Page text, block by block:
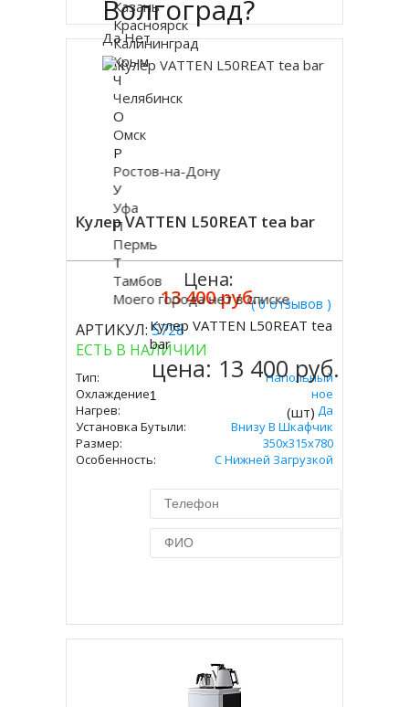
Кулер VATTEN L50REAT tea bar
( 0 отзывов )
АРТИКУЛ:5728
ЕСТЬ В НАЛИЧИИ
Тип:
Напольный
Охлаждение:
Электронное
Нагрев:
Да
Установка Бутыли:
Внизу В Шкафчик
Размер:
350х315х780
Особенность:
С Нижней Загрузкой
Цена:
13 400 руб.
Купить
Кулер VATTEN L50REAT tea
bar
цена: 13 400 руб.
(шт)
Волгоград?
Да Нет
Казань
Красноярск
Калининград
Крым
Ч
Челябинск
О
Омск
Р
Ростов-на-Дону
У
Уфа
П
Пермь
Т
Тамбов
Моего города нет в списке